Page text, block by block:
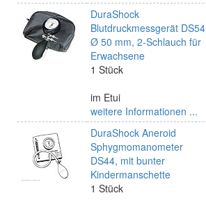
DuraShock
Blutdruckmessgerät DS54
Ø 50 mm, 2-Schlauch für
Erwachsene
1 Stück
im Etui
weitere Informationen ...
DuraShock Aneroid
Sphygmomanometer
DS44, mit bunter
Kindermanschette
1 Stück